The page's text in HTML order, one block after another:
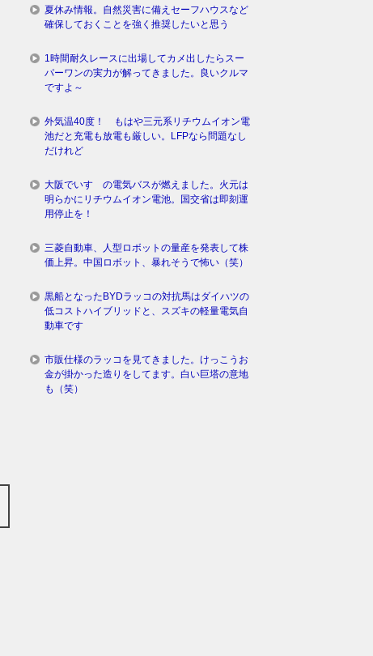
夏休み情報。自然災害に備えセーフハウスなど
確保しておくことを強く推奨したいと思う
1時間耐久レースに出場してカメ出したらスー
パーワンの実力が解ってきました。良いクルマ
ですよ～
外気温40度！ もはや三元系リチウムイオン電
池だと充電も放電も厳しい。LFPなら問題なし
だけれど
大阪でいすゞの電気バスが燃えました。火元は
明らかにリチウムイオン電池。国交省は即刻運
用停止を！
三菱自動車、人型ロボットの量産を発表して株
価上昇。中国ロボット、暴れそうで怖い（笑）
黒船となったBYDラッコの対抗馬はダイハツの
低コストハイブリッドと、スズキの軽量電気自
動車です
市販仕様のラッコを見てきました。けっこうお
金が掛かった造りをしてます。白い巨塔の意地
も（笑）